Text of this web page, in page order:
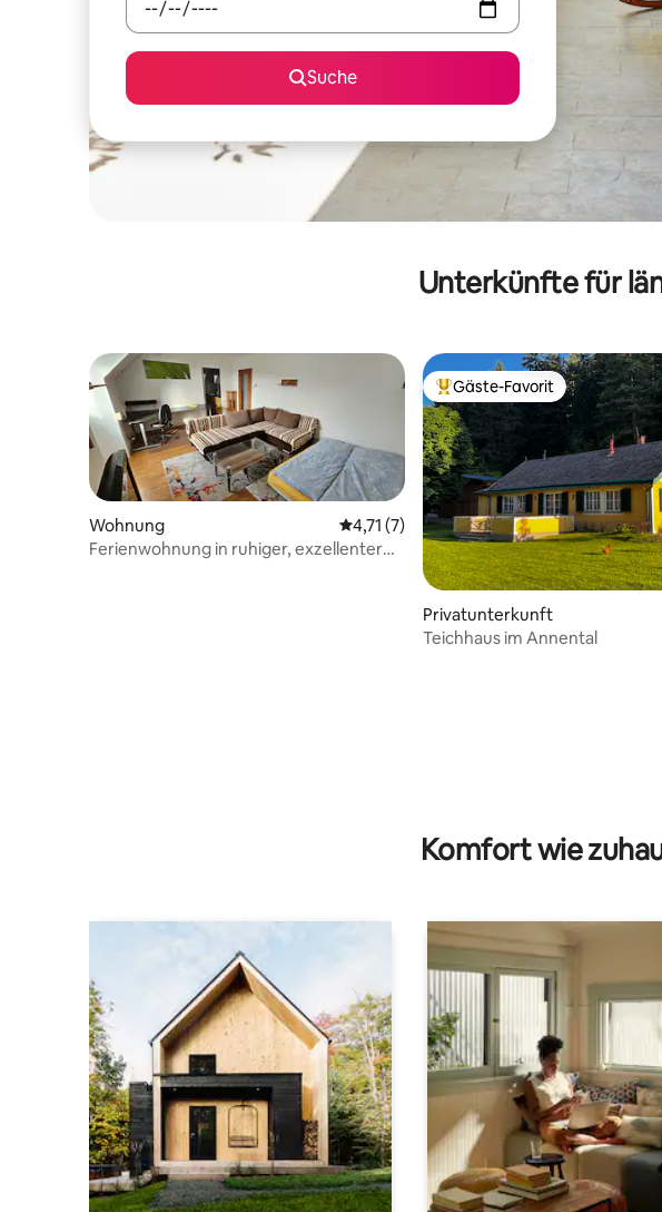
Suche
Unterkünfte für
Wohnung Durchschnittliche Bewertung: 4,71 von 5,
4,71 (7)
Ferienwohnung in ruhiger, exzellenter
Beliebter Gäste-Favorit.
Gäste-Favorit
Privatunterkunft
Teichhaus im Annental
Komfort wie